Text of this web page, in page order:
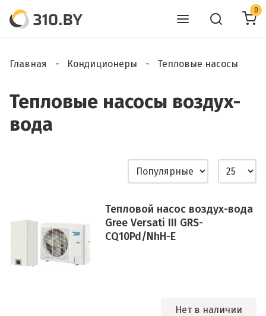
0
Главная Кондиционеры Тепловые насосы
Тепловые насосы воздух-
вода
Тепловой насос воздух-вода
Gree Versati III GRS-
CQ10Pd/NhH-E
Нет в наличии